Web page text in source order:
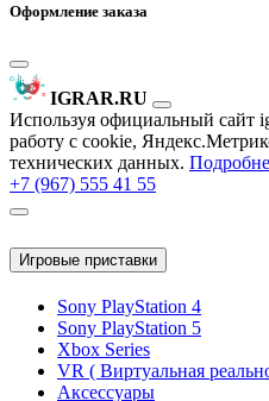
Оформление заказа
IGRAR.RU
Используя официальный сайт
работу с cookie,
технических данных.
+7 (967) 555 41 55
Игровые приставки
Sony PlayStation 4
Sony PlayStation 5
Xbox Series
VR ( Виртуальная
Аксессуары